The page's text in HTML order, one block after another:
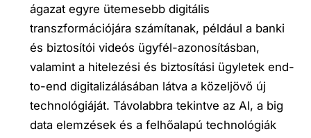
ágazat egyre ütemesebb digitális
transzformációjára számítanak, például a banki
és biztosítói videós ügyfél-azonosításban,
valamint a hitelezési és biztosítási ügyletek end-
to-end digitalizálásában látva a közeljövő új
technológiáját. Távolabbra tekintve az AI, a big
data elemzések és a felhőalapú technológiák